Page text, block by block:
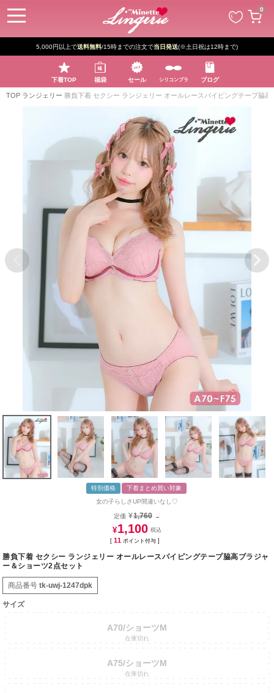
0
5,000円以上で送料無料/15時までの注文で当日発送(※土日祝は12時まで)
下着TOP 福袋 セール シリコンブラ ブログ
TOP ランジェリー 勝負下着 セクシー ランジェリー オールレースパイピングテープ脇
特別価格
下着まとめ買い対象
女の子らしさUP間違いなし♡
定価 ¥1,760 →
¥1,100
[ 11 ポイント付与 ]
勝負下着 セクシー ランジェリー オールレースパイピングテープ脇高ブラジャ
ー＆ショーツ2点セット
商品番号 tk-uwj-1247dpk
サイズ
A70/ショーツM
在庫切れ
A75/ショーツM
在庫切れ
ペー
ジト